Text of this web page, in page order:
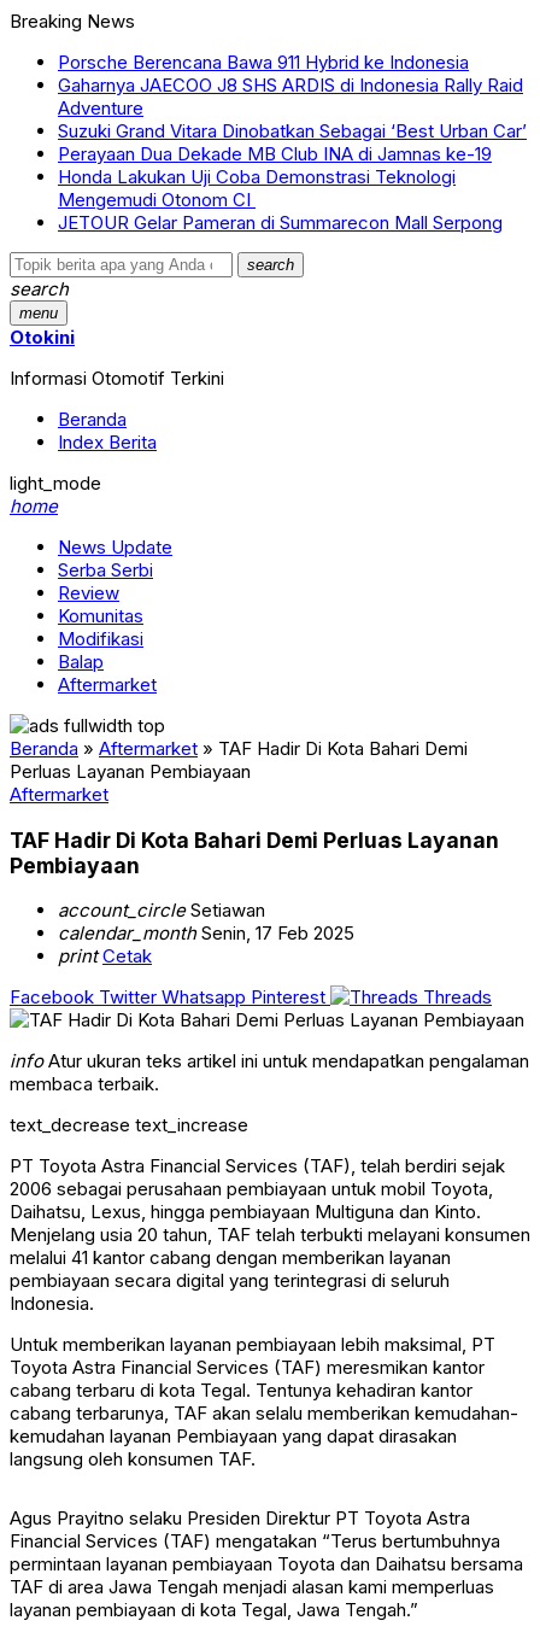
Breaking News
Porsche Berencana Bawa 911 Hybrid ke Indonesia
Gaharnya JAECOO J8 SHS ARDIS di Indonesia Rally Raid
Adventure
Suzuki Grand Vitara Dinobatkan Sebagai ‘Best Urban Car’
Perayaan Dua Dekade MB Club INA di Jamnas ke-19
Honda Lakukan Uji Coba Demonstrasi Teknologi
Mengemudi Otonom CI
JETOUR Gelar Pameran di Summarecon Mall Serpong
search
search
menu
Otokini
Informasi Otomotif Terkini
Beranda
Index Berita
light_mode
home
News Update
Serba Serbi
Review
Komunitas
Modifikasi
Balap
Aftermarket
Beranda » Aftermarket » TAF Hadir Di Kota Bahari Demi
Perluas Layanan Pembiayaan
Aftermarket
TAF Hadir Di Kota Bahari Demi Perluas Layanan
Pembiayaan
account_circleSetiawan
calendar_monthSenin, 17 Feb 2025
print Cetak
Facebook Twitter Whatsapp Pinterest Threads
infoAtur ukuran teks artikel ini untuk mendapatkan pengalaman
membaca terbaik.
text_decrease text_increase
PT Toyota Astra Financial Services (TAF), telah berdiri sejak
2006 sebagai perusahaan pembiayaan untuk mobil Toyota,
Daihatsu, Lexus, hingga pembiayaan Multiguna dan Kinto.
Menjelang usia 20 tahun, TAF telah terbukti melayani konsumen
melalui 41 kantor cabang dengan memberikan layanan
pembiayaan secara digital yang terintegrasi di seluruh
Indonesia.
Untuk memberikan layanan pembiayaan lebih maksimal, PT
Toyota Astra Financial Services (TAF) meresmikan kantor
cabang terbaru di kota Tegal. Tentunya kehadiran kantor
cabang terbarunya, TAF akan selalu memberikan kemudahan-
kemudahan layanan Pembiayaan yang dapat dirasakan
langsung oleh konsumen TAF.
Agus Prayitno selaku Presiden Direktur PT Toyota Astra
Financial Services (TAF) mengatakan “Terus bertumbuhnya
permintaan layanan pembiayaan Toyota dan Daihatsu bersama
TAF di area Jawa Tengah menjadi alasan kami memperluas
layanan pembiayaan di kota Tegal, Jawa Tengah.”